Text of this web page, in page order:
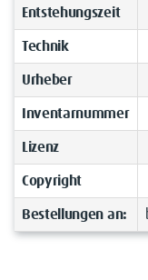
Entstehungszeit
Technik
Urheber
Inventarnummer
Lizenz
Copyright
Bestellungen an: